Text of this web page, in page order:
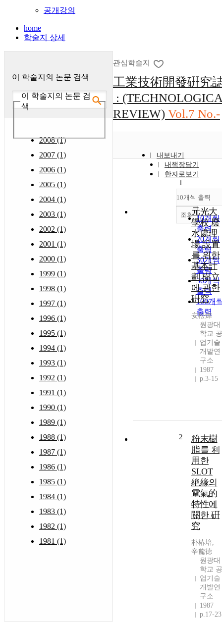
공개강의
home
학술지 상세
이 학술지의 논문 검색
이 학술지의 논문 검
색
2008 (1)
2007 (1)
2006 (1)
2005 (1)
2004 (1)
2003 (1)
2002 (1)
2001 (1)
2000 (1)
1999 (1)
1998 (1)
1997 (1)
1996 (1)
1995 (1)
1994 (1)
1993 (1)
1992 (1)
1991 (1)
1990 (1)
1989 (1)
1988 (1)
1987 (1)
1986 (1)
1985 (1)
1984 (1)
1983 (1)
1982 (1)
1981 (1)
관심학술지
工業技術開發硏究
:
REVIEW) Vol.7 No.-
내보내기
내책장담기
한자로보기
10개씩 출력
10개씩
출력
20개씩
출력
30개씩
출력
50개씩
출력
100개
출력
조회
1
元光大
學校 廢
水處理
場 設置
를 위한
基本計
劃 樹立
에 관한
硏究
安松燁
원광대
학교 공
업기술
개발연
구소
1987
p.3-15
2
粉末樹
脂를 利
用한
SLOT
絶緣의
電氣的
特性에
關한 硏
究
朴椿培,
辛龍德
원광대
학교 공
업기술
개발연
구소
1987
p.17-23